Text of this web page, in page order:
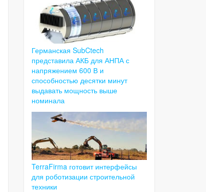
Германская SubCtech
представила АКБ для АНПА с
напряжением 600 В и
способностью десятки минут
выдавать мощность выше
номинала
TerraFirma готовит интерфейсы
для роботизации строительной
техники